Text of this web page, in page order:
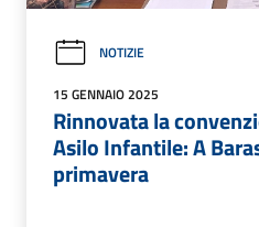
NOTIZIE
15 GENNAIO 2025
Rinnovata la
Asilo Infantile: A
primavera